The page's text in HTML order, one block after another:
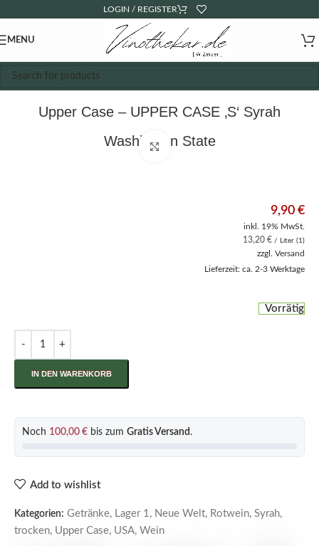
LOGIN / REGISTER
MENU
Upper Case – UPPER CASE ‚S‘ Syrah
Washington State
Click to enlarge
9,90 €
inkl. 19% MwSt.
13,20 € / Liter (1)
zzgl. Versand
Lieferzeit: ca. 2-3 Werktage
Vorrätig
IN DEN WARENKORB
Noch 100,00 € bis zum Gratis Versand .
Add to wishlist
Kategorien: Getränke, Lager 1, Neue Welt, Rotwein, Syrah,
trocken, Upper Case, USA, Wein